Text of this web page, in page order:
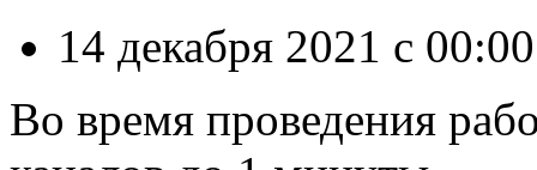
14 декабря 2021 с
Во время проведения